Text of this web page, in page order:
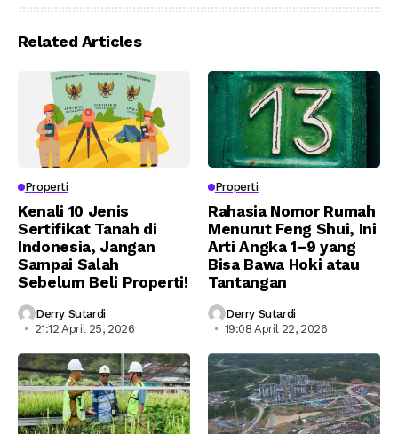
Related Articles
Properti
Kenali 10 Jenis
Sertifikat Tanah di
Indonesia, Jangan
Sampai Salah
Sebelum Beli Properti!
Derry Sutardi
21:12 April 25, 2026
Properti
Rahasia Nomor Rumah
Menurut Feng Shui, Ini
Arti Angka 1–9 yang
Bisa Bawa Hoki atau
Tantangan
Derry Sutardi
19:08 April 22, 2026